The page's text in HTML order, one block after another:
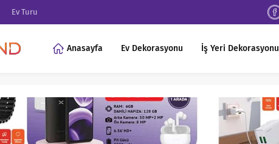
Ev Turu
Anasayfa Ev Dekorasyonu İş Yeri Dekorasyonu